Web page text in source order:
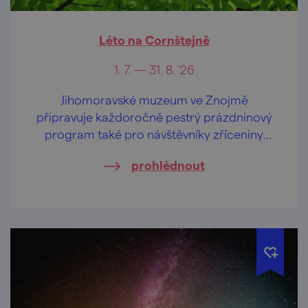
Léto na Cornštejně
1. 7. — 31. 8. '26
Jihomoravské muzeum ve Znojmě
připravuje každoročně pestrý prázdninový
program také pro návštěvníky zříceniny
prohlédnout